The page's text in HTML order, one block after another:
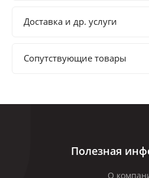
Доставка и др. услуги
Сопутствующие товары
Полезная
О